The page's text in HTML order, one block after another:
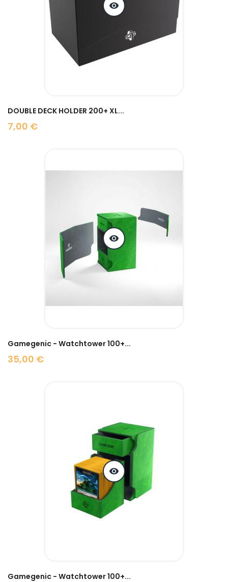
visibility
DOUBLE DECK HOLDER 200+ XL...
7,00 €
Prix
visibility
Gamegenic - Watchtower 100+...
35,00 €
Prix
visibility
Gamegenic - Watchtower 100+...